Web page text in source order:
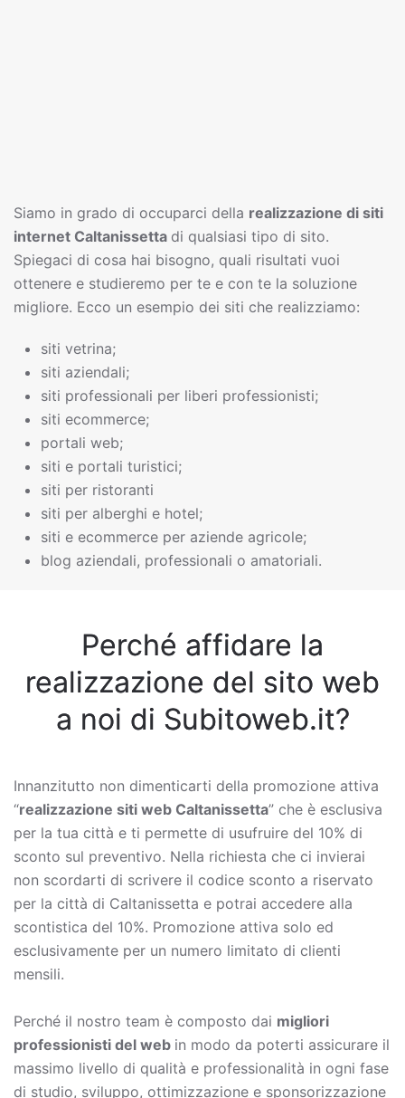
Siamo in grado di occuparci della realizzazione di siti
internet Caltanissetta di qualsiasi tipo di sito.
Spiegaci di cosa hai bisogno, quali risultati vuoi
ottenere e studieremo per te e con te la soluzione
migliore. Ecco un esempio dei siti che realizziamo:
siti vetrina;
siti aziendali;
siti professionali per liberi professionisti;
siti ecommerce;
portali web;
siti e portali turistici;
siti per ristoranti
siti per alberghi e hotel;
siti e ecommerce per aziende agricole;
blog aziendali, professionali o amatoriali.
Perché affidare la
realizzazione del sito web
a noi di Subitoweb.it?
Innanzitutto non dimenticarti della promozione attiva
“realizzazione siti web Caltanissetta” che è esclusiva
per la tua città e ti permette di usufruire del 10% di
sconto sul preventivo. Nella richiesta che ci invierai
non scordarti di scrivere il codice sconto a riservato
per la città di Caltanissetta e potrai accedere alla
scontistica del 10%. Promozione attiva solo ed
esclusivamente per un numero limitato di clienti
mensili.
Perché il nostro team è composto dai migliori
professionisti del web in modo da poterti assicurare il
massimo livello di qualità e professionalità in ogni fase
di studio, sviluppo, ottimizzazione e sponsorizzazione